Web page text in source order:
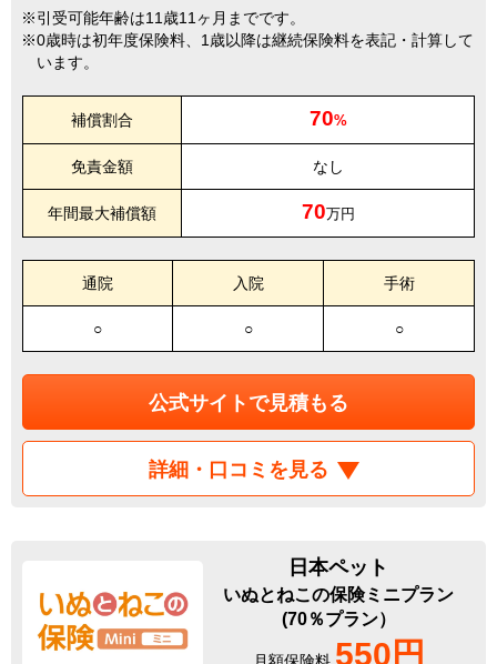
引受可能年齢は11歳11ヶ月までです。
0歳時は初年度保険料、1歳以降は継続保険料を表記・計算して
います。
補償割合 70%
免責金額 なし
年間最大補償額 70万円
通院 入院 手術
○ ○ ○
公式サイトで見積もる
詳細・口コミを見る
日本ペット
いぬとねこの保険ミニプラン
(70％プラン）
月額保険料 550円